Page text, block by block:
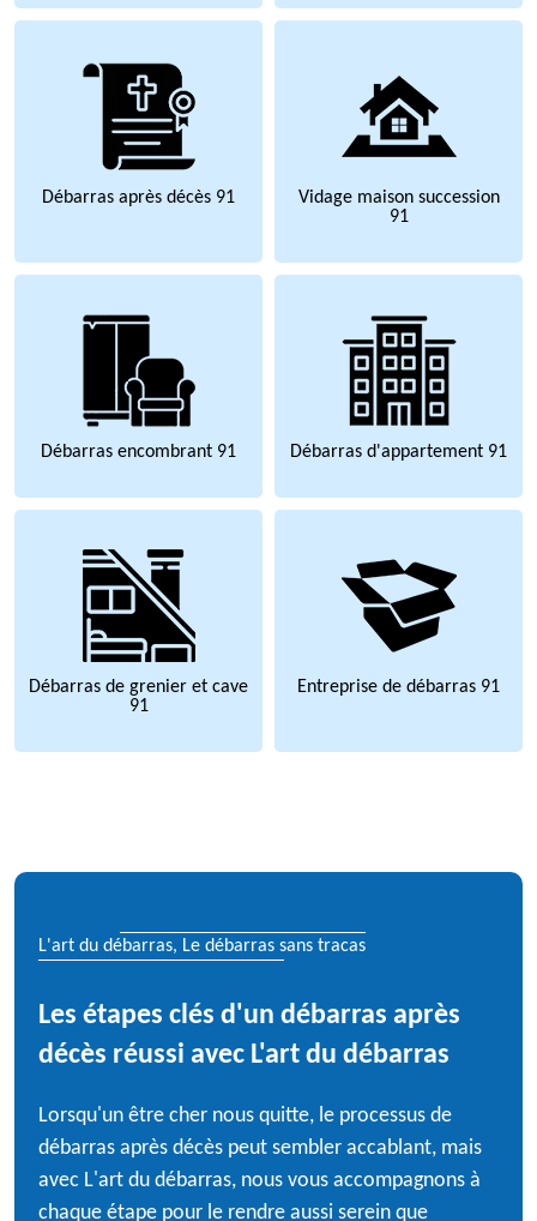
Débarras après décès 91
Vidage maison succession
91
Débarras encombrant 91 Débarras d'appartement 91
Débarras de grenier et cave
91
Entreprise de débarras 91
L'art du débarras, Le débarras sans tracas
Les étapes clés d'un débarras après
décès réussi avec L'art du débarras
Lorsqu'un être cher nous quitte, le processus de
débarras après décès peut sembler accablant, mais
avec L'art du débarras, nous vous accompagnons à
chaque étape pour le rendre aussi serein que